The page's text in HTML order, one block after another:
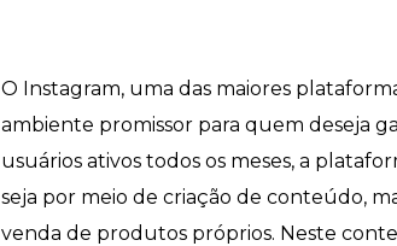
O Instagram, uma das maiores
ambiente promissor para quem deseja
usuários ativos todos os meses, a
seja por meio de criação de conteúdo,
venda de produtos próprios. Neste